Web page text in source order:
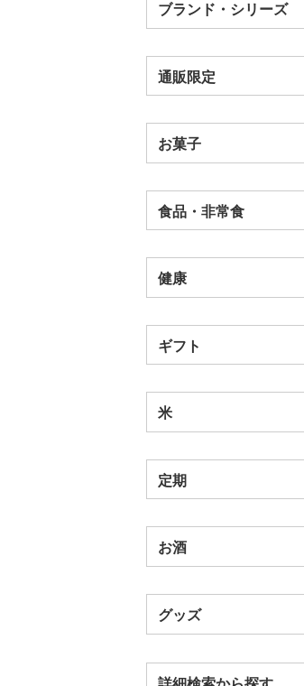
ブランド・シリーズ
通販限定
お菓子
食品・非常食
健康
ギフト
米
定期
お酒
グッズ